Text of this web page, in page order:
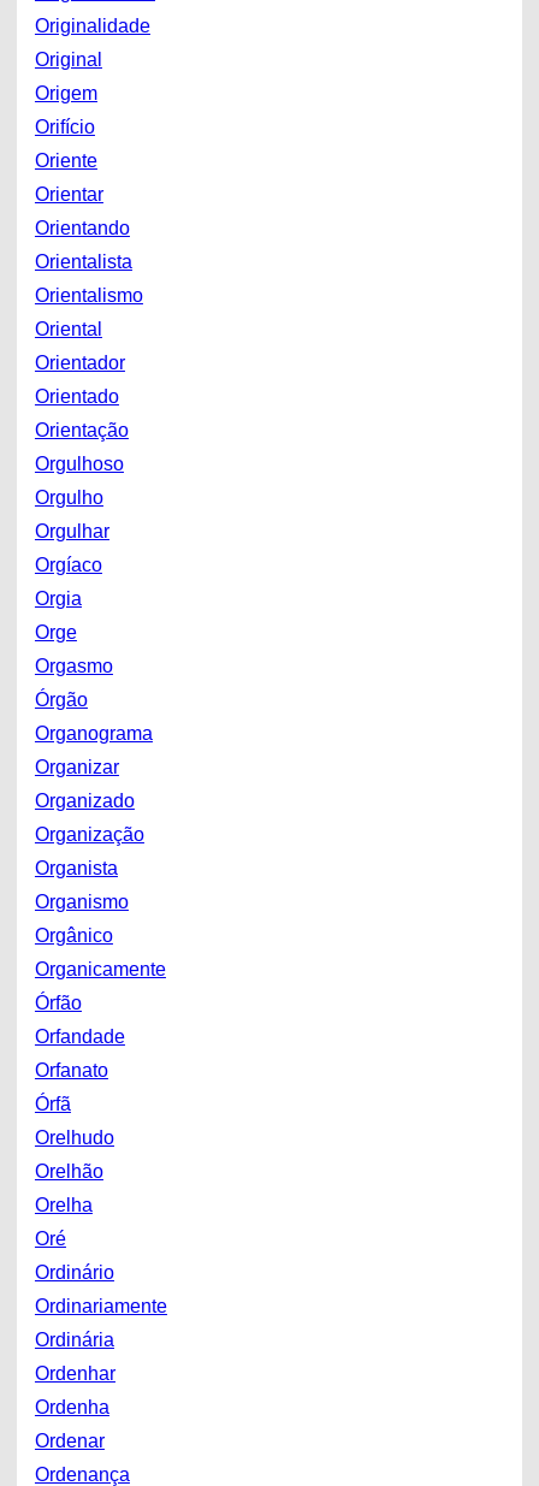
Originalidade
Original
Origem
Orifício
Oriente
Orientar
Orientando
Orientalista
Orientalismo
Oriental
Orientador
Orientado
Orientação
Orgulhoso
Orgulho
Orgulhar
Orgíaco
Orgia
Orge
Orgasmo
Órgão
Organograma
Organizar
Organizado
Organização
Organista
Organismo
Orgânico
Organicamente
Órfão
Orfandade
Orfanato
Órfã
Orelhudo
Orelhão
Orelha
Oré
Ordinário
Ordinariamente
Ordinária
Ordenhar
Ordenha
Ordenar
Ordenança